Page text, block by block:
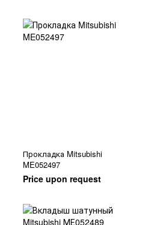
Прокладка Mitsubishi
ME052497
Price upon request